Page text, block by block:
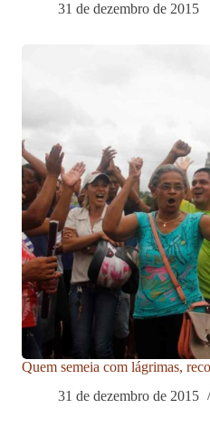
31 de dezembro de 2015
Quem semeia com lágrimas,
31 de dezembro de 2015